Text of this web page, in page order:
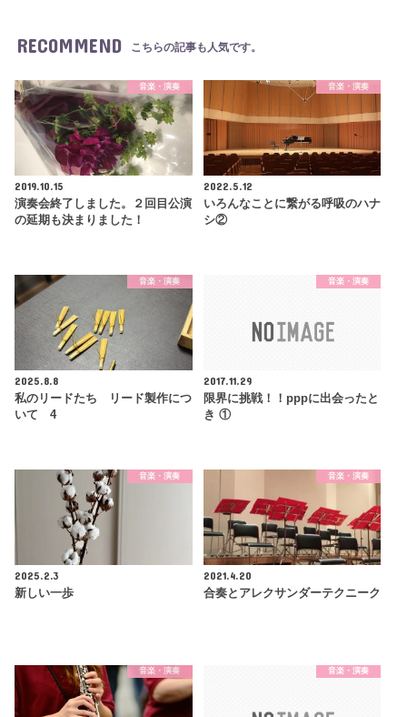
RECOMMEND こちらの記事も人気です。
音楽・演奏
2019.10.15
演奏会終了しました。２回目公演
の延期も決まりました！
音楽・演奏
2022.5.12
いろんなことに繋がる呼吸のハナ
シ②
音楽・演奏
2025.8.8
私のリードたち リード製作につ
いて 4
音楽・演奏
2017.11.29
限界に挑戦！！pppに出会ったと
き ①
音楽・演奏
2025.2.3
新しい一歩
音楽・演奏
2021.4.20
合奏とアレクサンダーテクニーク
音楽・演奏 音楽・演奏